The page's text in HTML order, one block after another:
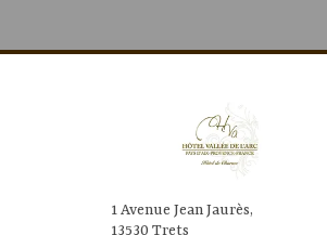
1 Avenue Jean Jaurès,
13530 Trets